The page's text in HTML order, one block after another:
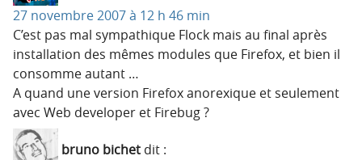
27 novembre 2007 à 12 h 46 min
C’est pas mal sympathique Flock mais au final après
installation des mêmes modules que Firefox, et bien il
consomme autant …
A quand une version Firefox anorexique et seulement
avec Web developer et Firebug ?
bruno bichet dit :